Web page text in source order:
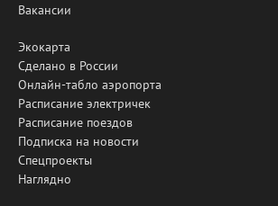
Вакансии
Экокарта
Сделано в России
Онлайн-табло аэропорта
Расписание электричек
Расписание поездов
Подписка на новости
Спецпроекты
Наглядно